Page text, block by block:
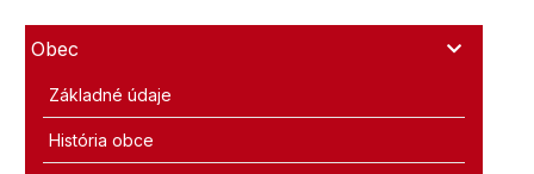
Obec
Základné údaje
História obce